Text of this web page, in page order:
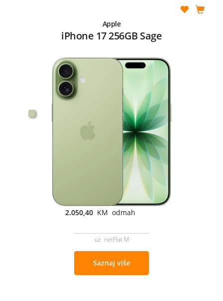
Apple
iPhone 17 256GB Sage
2.050,40 KM odmah
uz netFlat M
Saznaj više